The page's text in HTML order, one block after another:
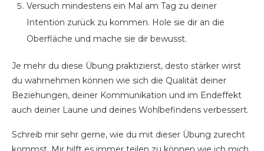
Versuch mindestens ein Mal am Tag zu deiner
Intention zurück zu kommen. Hole sie dir an die
Oberfläche und mache sie dir bewusst.
Je mehr du diese Übung praktizierst, desto stärker wirst
du wahrnehmen können wie sich die Qualität deiner
Beziehungen, deiner Kommunikation und im Endeffekt
auch deiner Laune und deines Wohlbefindens verbessert.
Schreib mir sehr gerne, wie du mit dieser Übung zurecht